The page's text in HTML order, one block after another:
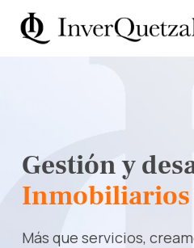
Gestiónydes
Inmobiliarios
Más que servicios, cream